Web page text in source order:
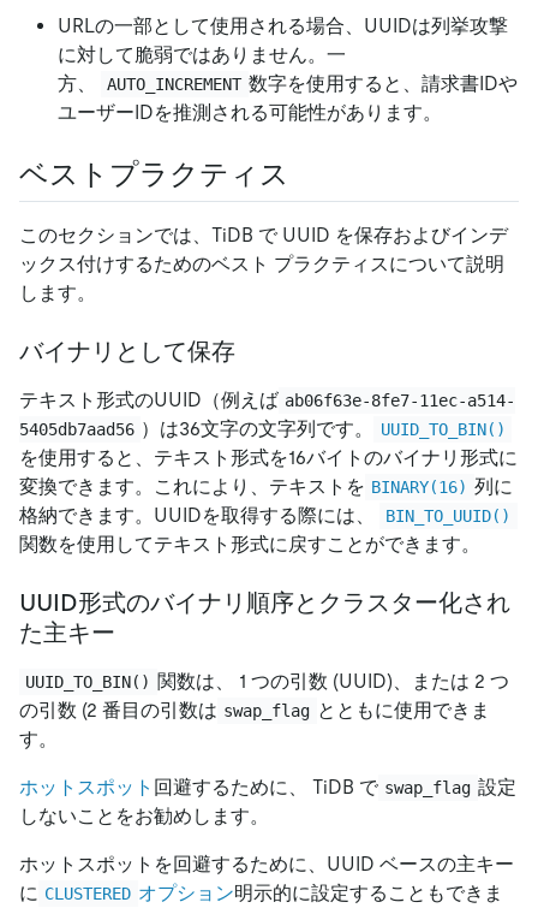
URLの一部として使用される場合、UUIDは列挙攻撃
に対して脆弱ではありません。一
方、
AUTO_INCREMENT 数字を使用すると、請求書IDや
ユーザーIDを推測される可能性があります。
ベストプラクティス
このセクションでは、TiDB で UUID を保存およびインデ
ックス付けするためのベスト プラクティスについて説明
します。
バイナリとして保存
テキスト形式のUUID（例えば ab06f63e-8fe7-11ec-a514-
5405db7aad56 ）は36文字の文字列です。 UUID_TO_BIN()
を使用すると、テキスト形式を16バイトのバイナリ形式に
変換できます。これにより、テキストを BINARY(16) 列に
格納できます。UUIDを取得する際には、
BIN_TO_UUID()
関数を使用してテキスト形式に戻すことができます。
UUID形式のバイナリ順序とクラスター化され
た主キー
UUID_TO_BIN() 関数は、 1 つの引数 (UUID)、または 2 つ
の引数 (2 番目の引数は swap_flag とともに使用できま
す。
ホットスポット 回避するために、 TiDB で swap_flag 設定
しないことをお勧めします。
ホットスポットを回避するために、UUID ベースの主キー
に CLUSTERED オプション明示的に設定することもできま